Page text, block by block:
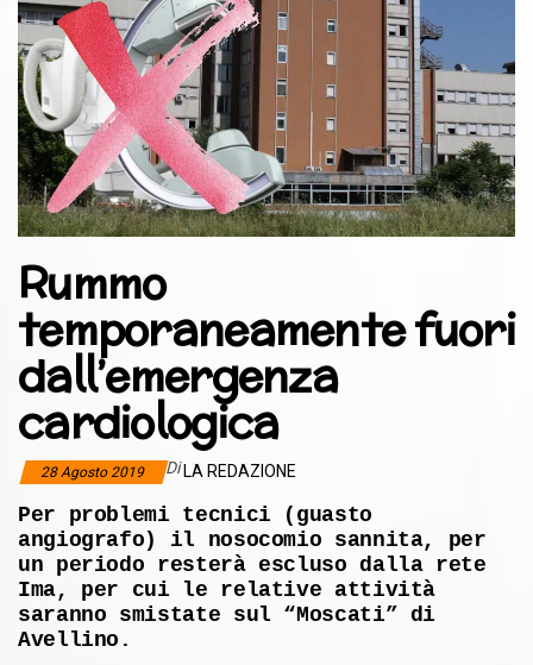
Rummo
temporaneamente fuori
dall’emergenza
cardiologica
28 Agosto 2019 Di LA REDAZIONE
Per problemi tecnici (guasto
angiografo) il nosocomio sannita, per
un periodo resterà escluso dalla rete
Ima, per cui le relative attività
saranno smistate sul “Moscati” di
Avellino.